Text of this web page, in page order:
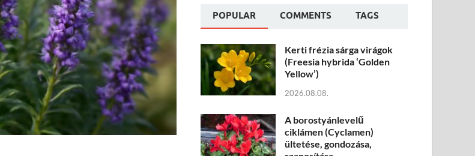
POPULAR COMMENTS TAGS
Kerti frézia sárga virágok
(Freesia hybrida ‘Golden
Yellow’)
2026.08.08.
A borostyánlevelű
ciklámen (Cyclamen)
ültetése, gondozása,